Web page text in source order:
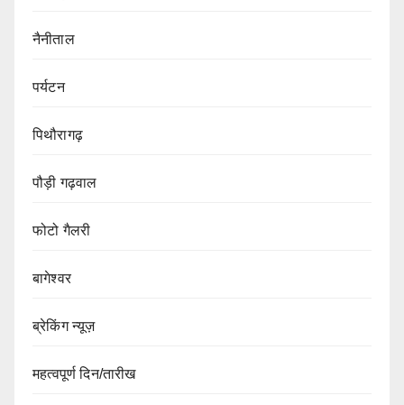
नैनीताल
पर्यटन
पिथौरागढ़
पौड़ी गढ़वाल
फोटो गैलरी
बागेश्वर
ब्रेकिंग न्यूज़
महत्वपूर्ण दिन/तारीख